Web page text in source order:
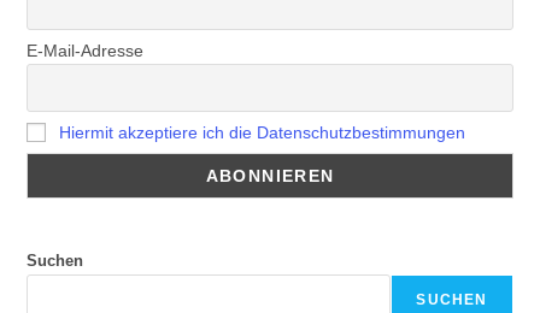
E-Mail-Adresse
Hiermit akzeptiere ich die Datenschutzbestimmungen
Suchen
SUCHEN